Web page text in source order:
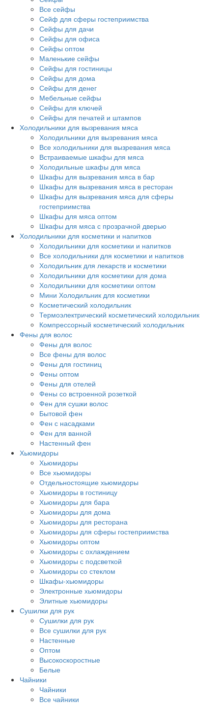
Все сейфы
Сейф для сферы гостеприимства
Сейфы для дачи
Сейфы для офиса
Сейфы оптом
Маленькие сейфы
Сейфы для гостиницы
Сейфы для дома
Сейфы для денег
Мебельные сейфы
Сейфы для ключей
Сейфы для печатей и штампов
Холодильники для вызревания мяса
Холодильники для вызревания мяса
Все холодильники для вызревания мяса
Встраиваемые шкафы для мяса
Холодильные шкафы для мяса
Шкафы для вызревания мяса в бар
Шкафы для вызревания мяса в ресторан
Шкафы для вызревания мяса для сферы
гостеприимства
Шкафы для мяса оптом
Шкафы для мяса с прозрачной дверью
Холодильники для косметики и напитков
Холодильники для косметики и напитков
Все холодильники для косметики и напитков
Холодильник для лекарств и косметики
Холодильники для косметики для дома
Холодильники для косметики оптом
Мини Холодильник для косметики
Косметический холодильник
Термоэлектрический косметический холодильник
Компрессорный косметический холодильник
Фены для волос
Фены для волос
Все фены для волос
Фены для гостиниц
Фены оптом
Фены для отелей
Фены со встроенной розеткой
Фен для сушки волос
Бытовой фен
Фен с насадками
Фен для ванной
Настенный фен
Хьюмидоры
Хьюмидоры
Все хьюмидоры
Отдельностоящие хьюмидоры
Хьюмидоры в гостиницу
Хьюмидоры для бара
Хьюмидоры для дома
Хьюмидоры для ресторана
Хьюмидоры для сферы гостеприимства
Хьюмидоры оптом
Хьюмидоры с охлаждением
Хьюмидоры с подсветкой
Хьюмидоры со стеклом
Шкафы-хьюмидоры
Электронные хьюмидоры
Элитные хьюмидоры
Сушилки для рук
Сушилки для рук
Все сушилки для рук
Настенные
Оптом
Высокоскоростные
Белые
Чайники
Чайники
Все чайники